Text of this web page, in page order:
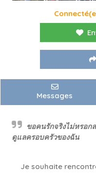
Messages
ขอคนรักจริงไม่หรอก
ดูแลครอบครัวของฉัน
Je souhaite